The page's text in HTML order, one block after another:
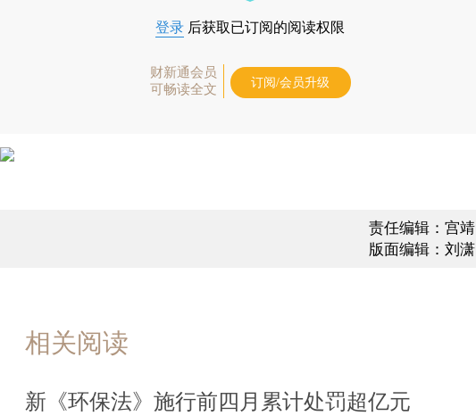
登录 后获取已订阅的阅读权限
财新通会员
可畅读全文
订阅/会员升级
责任编辑：宫靖
版面编辑：刘潇
相关阅读
新《环保法》施行前四月累计处罚超亿元